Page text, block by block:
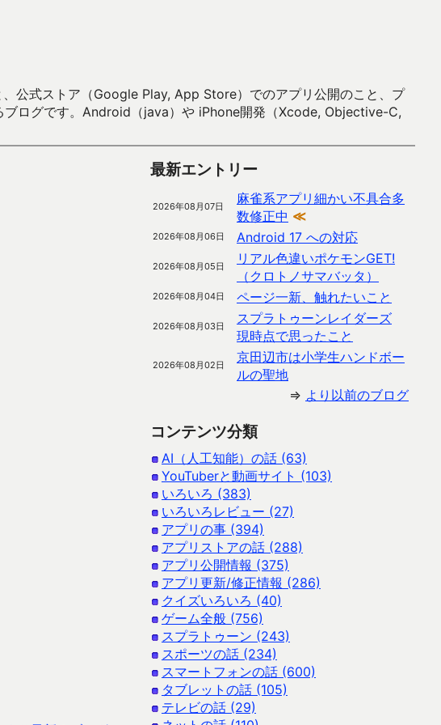
公式ストア（Google Play, App Store）でのアプリ公開のこと、プ
ブログです。Android（java）や iPhone開発（Xcode, Objective-C,
最新エントリー
2026年08月07日
麻雀系アプリ細かい不具合多
数修正中 ≪
2026年08月06日 Android 17 への対応
2026年08月05日
リアル色違いポケモンGET!
（クロトノサマバッタ）
2026年08月04日 ページ一新、触れたいこと
2026年08月03日
スプラトゥーンレイダーズ
現時点で思ったこと
2026年08月02日
京田辺市は小学生ハンドボー
ルの聖地
⇒ より以前のブログ
コンテンツ分類
AI（人工知能）の話 (63)
YouTuberと動画サイト (103)
いろいろ (383)
いろいろレビュー (27)
アプリの事 (394)
アプリストアの話 (288)
アプリ公開情報 (375)
アプリ更新/修正情報 (286)
クイズいろいろ (40)
ゲーム全般 (756)
スプラトゥーン (243)
スポーツの話 (234)
スマートフォンの話 (600)
タブレットの話 (105)
テレビの話 (29)